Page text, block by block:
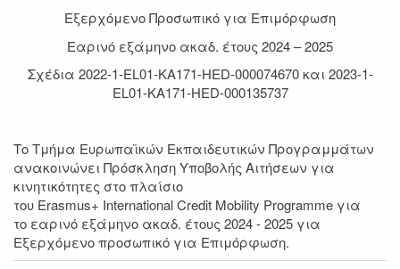
Εξερχόμενο Προσωπικό για Επιμόρφωση
Εαρινό εξάμηνο ακαδ. έτους 2024 – 2025
Σχέδια 2022-1-EL01-KA171-HED-000074670 και 2023-1-
EL01-KA171-HED-000135737
Το Τμήμα Ευρωπαϊκών Εκπαιδευτικών Προγραμμάτων
ανακοινώνει Πρόσκληση Υποβολής Αιτήσεων για
κινητικότητες στο πλαίσιο
του Erasmus+ International Credit Mοbility Programme για
το εαρινό εξάμηνο ακαδ. έτους 2024 - 2025 για
Εξερχόμενο προσωπικό για Επιμόρφωση.